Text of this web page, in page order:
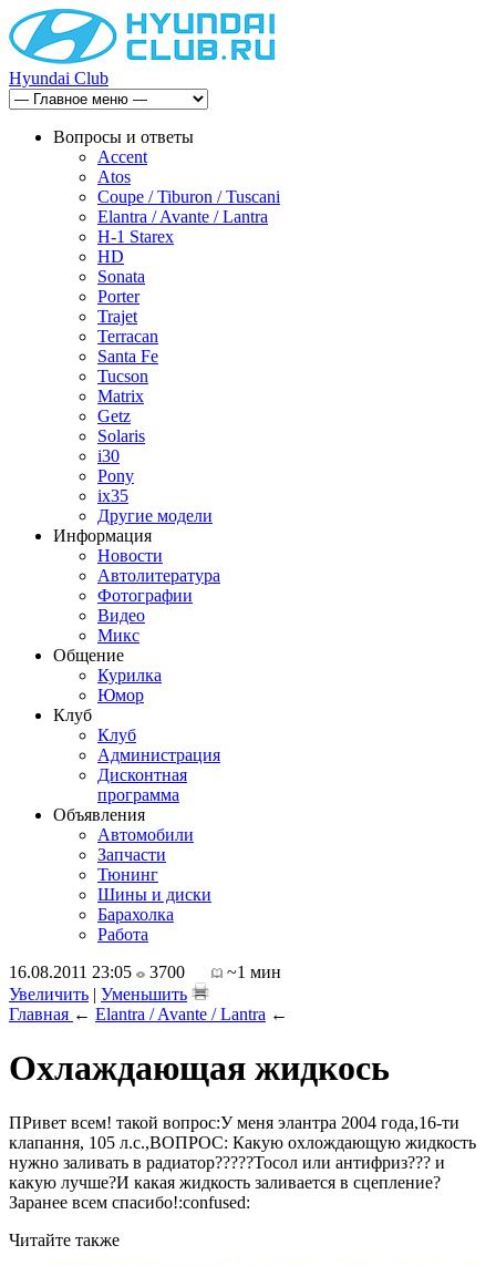
Hyundai Club
Вопросы и ответы
Accent
Atos
Coupe / Tiburon / Tuscani
Elantra / Avante / Lantra
H-1 Starex
HD
Sonata
Porter
Trajet
Terracan
Santa Fe
Tucson
Matrix
Getz
Solaris
i30
Pony
ix35
Другие модели
Информация
Новости
Автолитература
Фотографии
Видео
Микс
Общение
Курилка
Юмор
Клуб
Клуб
Администрация
Дисконтная
программа
Объявления
Автомобили
Запчасти
Тюнинг
Шины и диски
Барахолка
Работа
16.08.2011 23:05
3700
~1 мин
Увеличить | Уменьшить
Главная ← Elantra / Avante / Lantra ←
Охлаждающая жидкось
ПРивет всем! такой вопрос:У меня элантра 2004 года,16-ти
клапання, 105 л.с.,ВОПРОС: Какую охлождающую жидкость
нужно заливать в радиатор?????Тосол или антифриз??? и
какую лучше?И какая жидкость заливается в сцепление?
Заранее всем спасибо!:confused:
Читайте также